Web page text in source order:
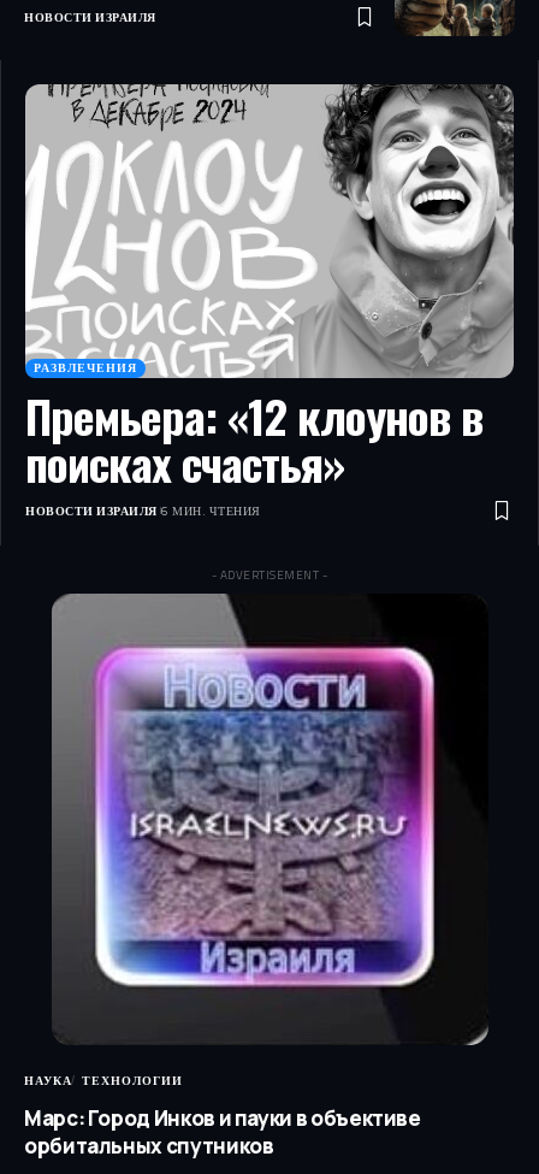
НОВОСТИ ИЗРАИЛЯ
РАЗВЛЕЧЕНИЯ
Премьера: «12 клоунов в
поисках счастья»
НОВОСТИ ИЗРАИЛЯ 6 МИН. ЧТЕНИЯ
- ADVERTISEMENT -
НАУКА ТЕХНОЛОГИИ
Марс: Город Инков и пауки в объективе
орбитальных спутников